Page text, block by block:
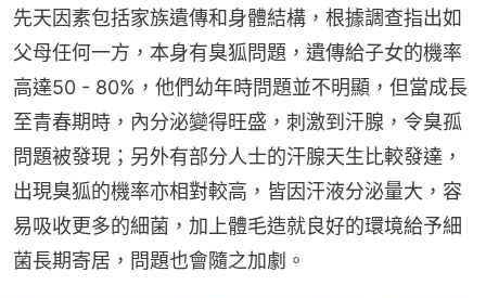
先天因素包括家族遺傳和身體結構，根據調查指出如
父母任何一方，本身有臭狐問題，遺傳給子女的機率
高達50 - 80%，他們幼年時問題並不明顯，但當成長
至青春期時，內分泌變得旺盛，刺激到汗腺，令臭孤
問題被發現；另外有部分人士的汗腺天生比較發達，
出現臭狐的機率亦相對較高，皆因汗液分泌量大，容
易吸收更多的細菌，加上體毛造就良好的環境給予細
菌長期寄居，問題也會隨之加劇。